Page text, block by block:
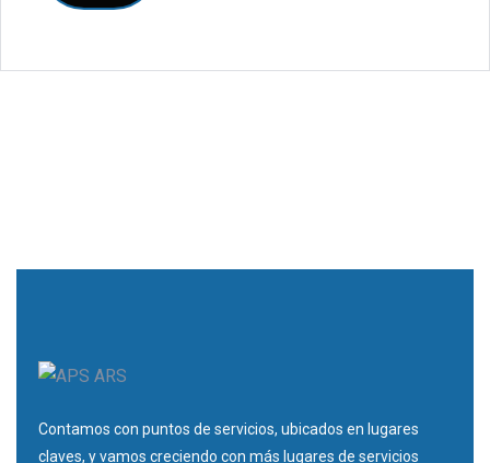
Contamos con puntos de servicios, ubicados en lugares
claves, y vamos creciendo con más lugares de servicios